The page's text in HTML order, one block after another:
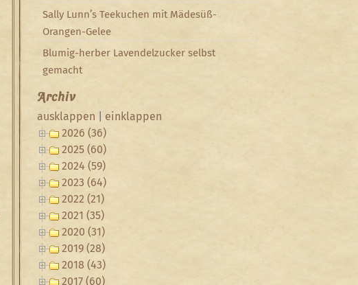
Sally Lunn’s Teekuchen mit Mädesüß-
Orangen-Gelee
Blumig-herber Lavendelzucker selbst
gemacht
Archiv
ausklappen |einklappen
2026 (36)
2025 (60)
2024 (59)
2023 (64)
2022 (21)
2021 (35)
2020 (31)
2019 (28)
2018 (43)
2017 (60)